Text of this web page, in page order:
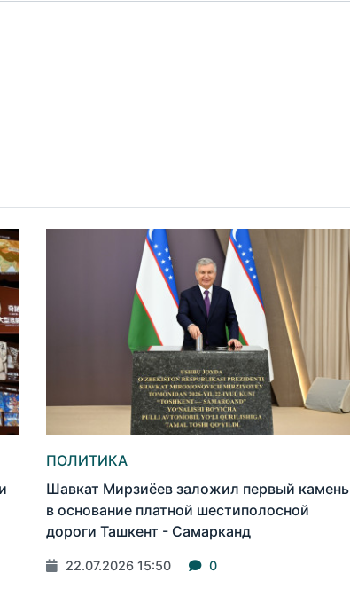
ПОЛИТИКА
Шавкат Мирзиёев заложил первый камень
в основание платной шестиполосной
дороги Ташкент - Самарканд
22.07.2026 15:50 0